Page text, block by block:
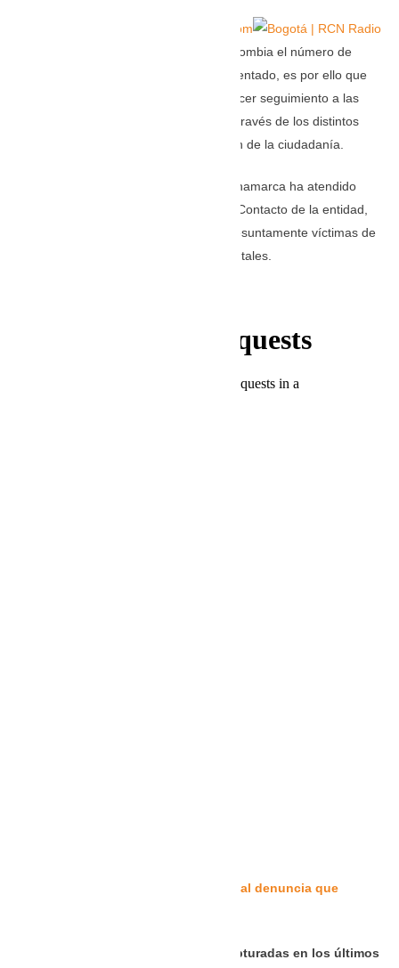
TOMADO DE: rcnradio.com
Desde el inicio de la cuarentena en Colombia el número de
casos de violencia intrafamiliar ha aumentado, es por ello que
las autoridades se ha encargado de hacer seguimiento a las
denuncias realizada por las víctimas a través de los distintos
canales que han puesto a la disposición de la ciudadanía.
Así, la Seccional de Fiscalías de Cundinamarca ha atendido
varios casos recibidos en el Centro de Contacto de la entidad,
tanto de mujeres como de hombres presuntamente víctimas de
violencia por sus compañeros sentimentales.
Industria Nacional denuncia que
En total ocho personas han sido capturadas en los últimos